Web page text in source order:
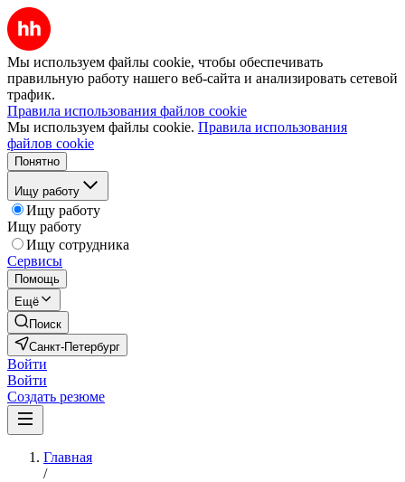
Мы используем файлы cookie, чтобы обеспечивать
правильную работу нашего веб-сайта и анализировать сетевой
трафик.
Правила использования файлов cookie
Мы используем файлы cookie. Правила использования
файлов cookie
Понятно
Ищу работу
Ищу работу
Ищу работу
Ищу сотрудника
Сервисы
Помощь
Ещё
Поиск
Санкт-Петербург
Войти
Войти
Создать резюме
Главная
/